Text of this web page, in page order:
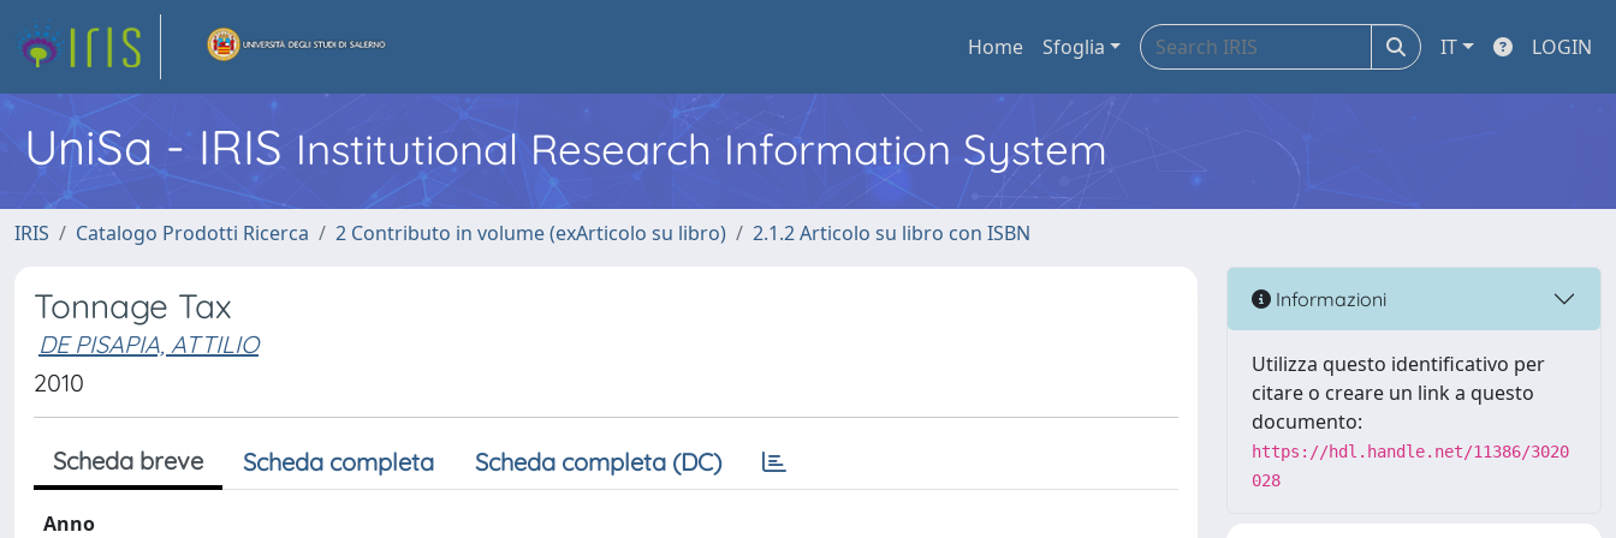
Home Sfoglia IT LOGIN
UniSa - IRIS Institutional Research Information System
IRIS Catalogo Prodotti Ricerca 2 Contributo in volume (exArticolo su libro) 2.1.2 Articolo su libro con ISBN
Tonnage Tax
DE PISAPIA, ATTILIO
2010
Scheda breve Scheda completa Scheda completa (DC)
Anno
Informazioni
Utilizza questo identificativo per
citare o creare un link a questo
documento:
https://hdl.handle.net/11386/3020
028